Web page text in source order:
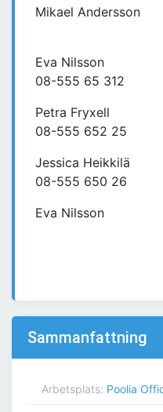
Mikael Andersson
Eva Nilsson
08-555 65 312
Petra Fryxell
08-555 652 25
Jessica Heikkilä
08-555 650 26
Eva Nilsson
Sammanfattning
Arbetsplats: Poolia